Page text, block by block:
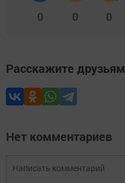
0 0 0
Расскажите друзьям
Нет комментариев